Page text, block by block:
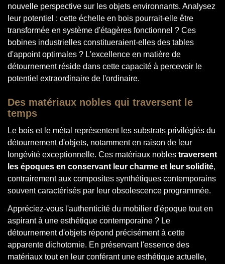
nouvelle perspective sur les objets environnants. Analysez
leur potentiel : cette échelle en bois pourrait-elle être
transformée en système d'étagères fonctionnel ? Ces
bobines industrielles constitueraient-elles des tables
d'appoint optimales ? L'excellence en matière de
détournement réside dans cette capacité à percevoir le
potentiel extraordinaire de l'ordinaire.
Des matériaux nobles qui traversent le
temps
Le bois et le métal représentent les substrats privilégiés du
détournement d'objets, notamment en raison de leur
longévité exceptionnelle. Ces matériaux nobles traversent
les époques en conservant leur charme et leur solidité,
contrairement aux composites synthétiques contemporains
souvent caractérisés par leur obsolescence programmée.
Appréciez-vous l'authenticité du mobilier d'époque tout en
aspirant à une esthétique contemporaine ? Le
détournement d'objets répond précisément à cette
apparente dichotomie. En préservant l'essence des
matériaux tout en leur conférant une esthétique actuelle,